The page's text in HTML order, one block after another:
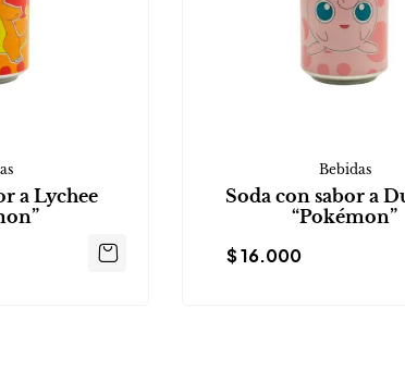
a Lychee
Bebidas
Soda con sabor a
“Pokémon”
$16.000